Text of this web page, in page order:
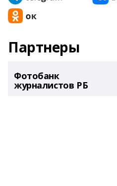
Партнеры
Фотобанк
журналистов РБ